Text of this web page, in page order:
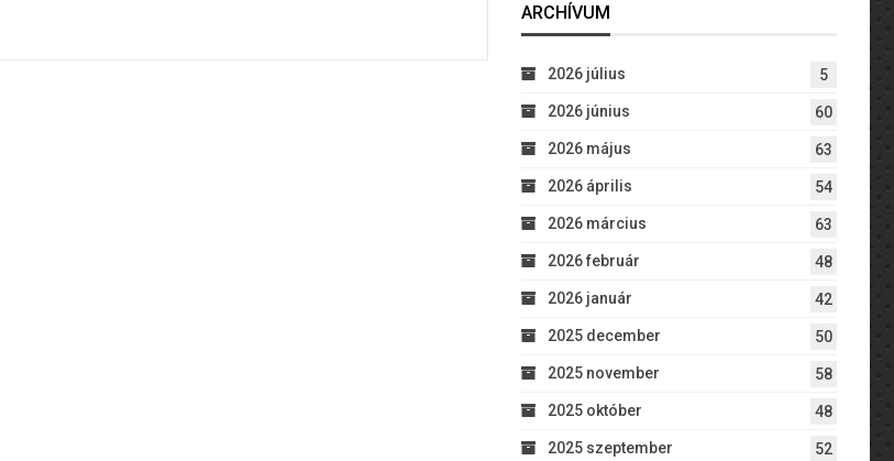
ARCHÍVUM
2026 július 5
2026 június 60
2026 május 63
2026 április 54
2026 március 63
2026 február 48
2026 január 42
2025 december 50
2025 november 58
2025 október 48
2025 szeptember 52